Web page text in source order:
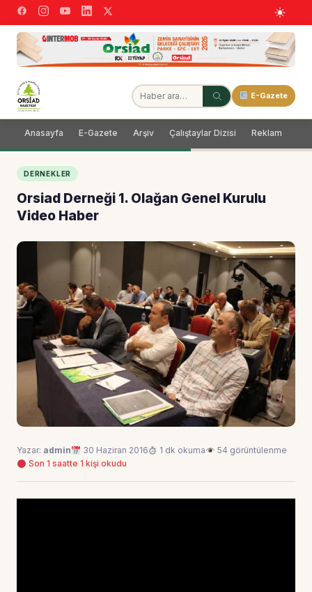
E-Gazete
Anasayfa E-Gazete Arşiv Çalıştaylar Dizisi Reklam
DERNEKLER
Orsiad Derneği 1. Olağan Genel Kurulu
Video Haber
Yazar: admin 30 Haziran 2016 1 dk okuma
54 görüntülenme
Son 1 saatte 1 kişi okudu